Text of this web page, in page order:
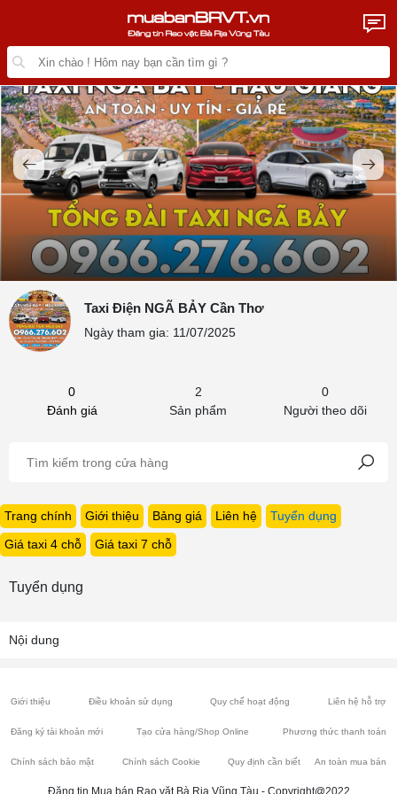
Taxi Điện NGÃ BẢY Cần Thơ
Ngày tham gia: 11/07/2025
0
Đánh giá
2
Sản phẩm
0
Người theo dõi
Trang chính Giới thiệu Bảng giá Liên hệ
Tuyển dụng
Giá taxi 4 chỗ
Giá taxi 7 chỗ
Tuyển dụng
Nội dung
Giới thiệu Điều khoản sử dụng Quy chế hoạt động Liên hệ hỗ trợ
Đăng ký tài khoản mới Tạo cửa hàng/Shop Online Phương thức thanh toán
Chính sách bảo mật Chính sách Cookie Quy định cần biết An toàn mua bán
Đăng tin Mua bán Rao vặt Bà Rịa Vũng Tàu - Copyright@2022